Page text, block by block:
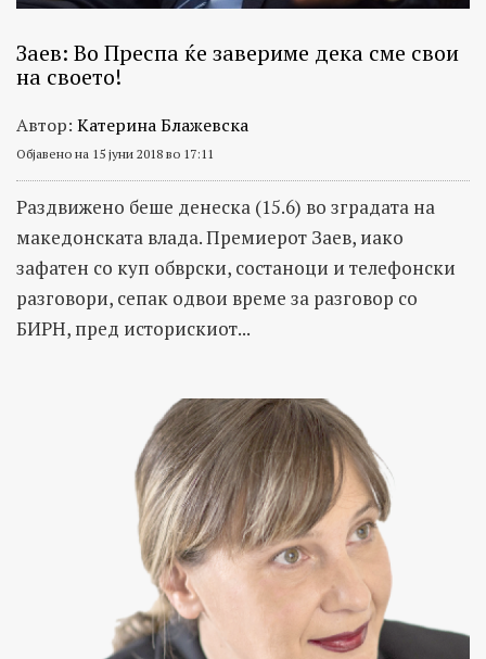
Заев: Во Преспа ќе завериме дека сме свои
на своето!
Автор: Катерина Блажевска
Објавено на 15 јуни 2018 во 17:11
Раздвижено беше денеска (15.6) во зградата на
македонската влада. Премиерот Заев, иако
зафатен со куп обврски, состаноци и телефонски
разговори, сепак одвои време за разговор со
БИРН, пред историскиот...